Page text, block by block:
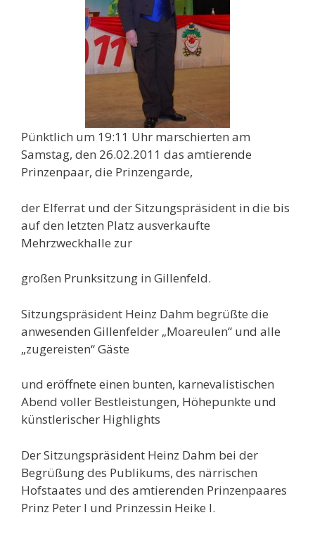
Pünktlich um 19:11 Uhr marschierten am
Samstag, den 26.02.2011 das amtierende
Prinzenpaar, die Prinzengarde,
der Elferrat und der Sitzungspräsident in die bis
auf den letzten Platz ausverkaufte
Mehrzweckhalle zur
großen Prunksitzung in Gillenfeld.
Sitzungspräsident Heinz Dahm begrüßte die
anwesenden Gillenfelder „Moareulen“ und alle
„zugereisten“ Gäste
und eröffnete einen bunten, karnevalistischen
Abend voller Bestleistungen, Höhepunkte und
künstlerischer Highlights
Der Sitzungspräsident Heinz Dahm bei der
Begrüßung des Publikums, des närrischen
Hofstaates und des amtierenden Prinzenpaares
Prinz Peter I und Prinzessin Heike I.